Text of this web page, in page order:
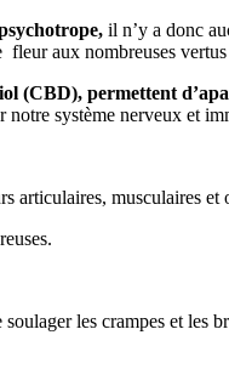
il n’y a donc
aux nombreuses
(CBD), permettent
notre système nerveux et
articulaires, musculaires
les crampes et les